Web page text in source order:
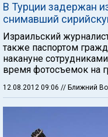
В Турции задержан
снимавший
Израильский
также паспортом
накануне
время фотосъемок на
12.08.2012 09:06 // Ближний